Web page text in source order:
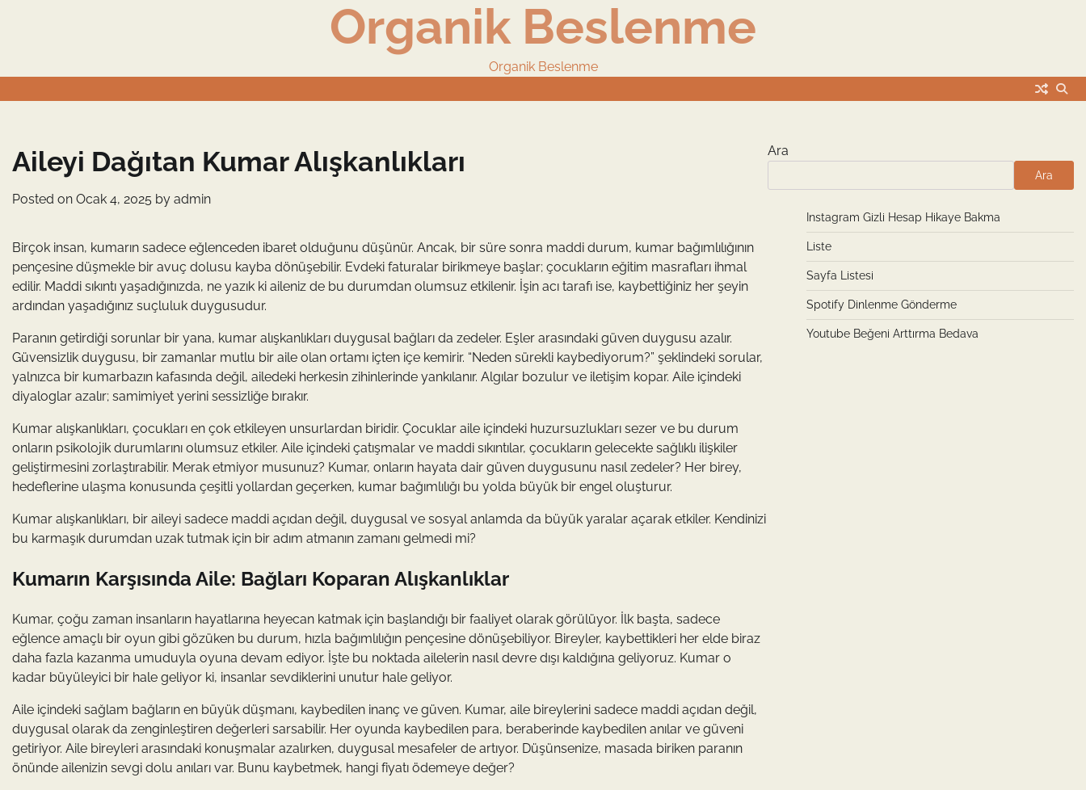
Organik Beslenme
Organik Beslenme
Aileyi Dağıtan Kumar Alışkanlıkları
Posted on Ocak 4, 2025 by admin
Birçok insan, kumarın sadece eğlenceden ibaret olduğunu düşünür. Ancak, bir süre sonra maddi durum, kumar bağımlılığının
pençesine düşmekle bir avuç dolusu kayba dönüşebilir. Evdeki faturalar birikmeye başlar; çocukların eğitim masrafları ihmal
edilir. Maddi sıkıntı yaşadığınızda, ne yazık ki aileniz de bu durumdan olumsuz etkilenir. İşin acı tarafı ise, kaybettiğiniz her şeyin
ardından yaşadığınız suçluluk duygusudur.
Paranın getirdiği sorunlar bir yana, kumar alışkanlıkları duygusal bağları da zedeler. Eşler arasındaki güven duygusu azalır.
Güvensizlik duygusu, bir zamanlar mutlu bir aile olan ortamı içten içe kemirir. “Neden sürekli kaybediyorum?” şeklindeki sorular,
yalnızca bir kumarbazın kafasında değil, ailedeki herkesin zihinlerinde yankılanır. Algılar bozulur ve iletişim kopar. Aile içindeki
diyaloglar azalır; samimiyet yerini sessizliğe bırakır.
Kumar alışkanlıkları, çocukları en çok etkileyen unsurlardan biridir. Çocuklar aile içindeki huzursuzlukları sezer ve bu durum
onların psikolojik durumlarını olumsuz etkiler. Aile içindeki çatışmalar ve maddi sıkıntılar, çocukların gelecekte sağlıklı ilişkiler
geliştirmesini zorlaştırabilir. Merak etmiyor musunuz? Kumar, onların hayata dair güven duygusunu nasıl zedeler? Her birey,
hedeflerine ulaşma konusunda çeşitli yollardan geçerken, kumar bağımlılığı bu yolda büyük bir engel oluşturur.
Kumar alışkanlıkları, bir aileyi sadece maddi açıdan değil, duygusal ve sosyal anlamda da büyük yaralar açarak etkiler. Kendinizi
bu karmaşık durumdan uzak tutmak için bir adım atmanın zamanı gelmedi mi?
Kumarın Karşısında Aile: Bağları Koparan Alışkanlıklar
Kumar, çoğu zaman insanların hayatlarına heyecan katmak için başlandığı bir faaliyet olarak görülüyor. İlk başta, sadece
eğlence amaçlı bir oyun gibi gözüken bu durum, hızla bağımlılığın pençesine dönüşebiliyor. Bireyler, kaybettikleri her elde biraz
daha fazla kazanma umuduyla oyuna devam ediyor. İşte bu noktada ailelerin nasıl devre dışı kaldığına geliyoruz. Kumar o
kadar büyüleyici bir hale geliyor ki, insanlar sevdiklerini unutur hale geliyor.
Aile içindeki sağlam bağların en büyük düşmanı, kaybedilen inanç ve güven. Kumar, aile bireylerini sadece maddi açıdan değil,
duygusal olarak da zenginleştiren değerleri sarsabilir. Her oyunda kaybedilen para, beraberinde kaybedilen anılar ve güveni
getiriyor. Aile bireyleri arasındaki konuşmalar azalırken, duygusal mesafeler de artıyor. Düşünsenize, masada biriken paranın
önünde ailenizin sevgi dolu anıları var. Bunu kaybetmek, hangi fiyatı ödemeye değer?
Ara
Ara
Instagram Gizli Hesap Hikaye Bakma
Liste
Sayfa Listesi
Spotify Dinlenme Gönderme
Youtube Beğeni Arttırma Bedava